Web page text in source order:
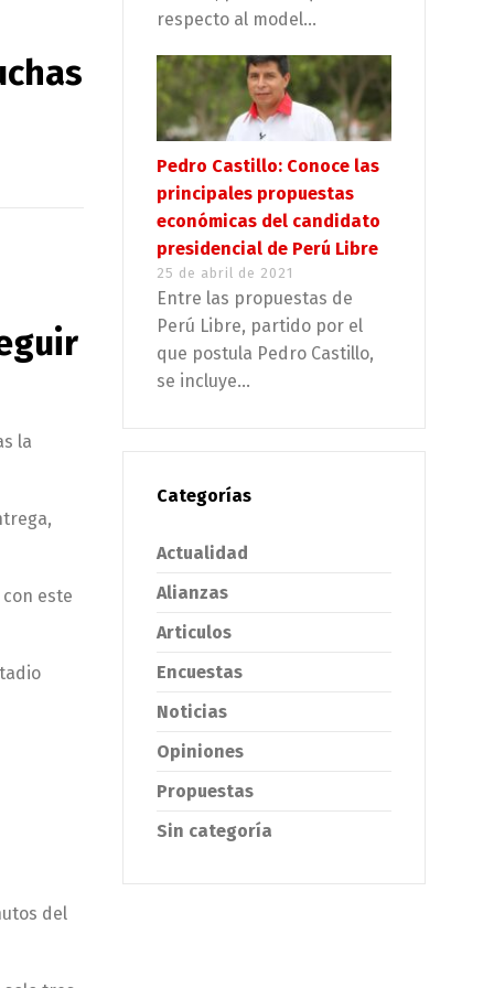
la
este
del
respecto al model...
Pedro Castillo: Conoce las
principales propuestas
económicas del candidato
presidencial de Perú Libre
25 de abril de 2021
Entre las propuestas de
Perú Libre, partido por el
que postula Pedro Castillo,
se incluye...
Categorías
Actualidad
Alianzas
Articulos
Encuestas
Noticias
Opiniones
Propuestas
Sin categoría